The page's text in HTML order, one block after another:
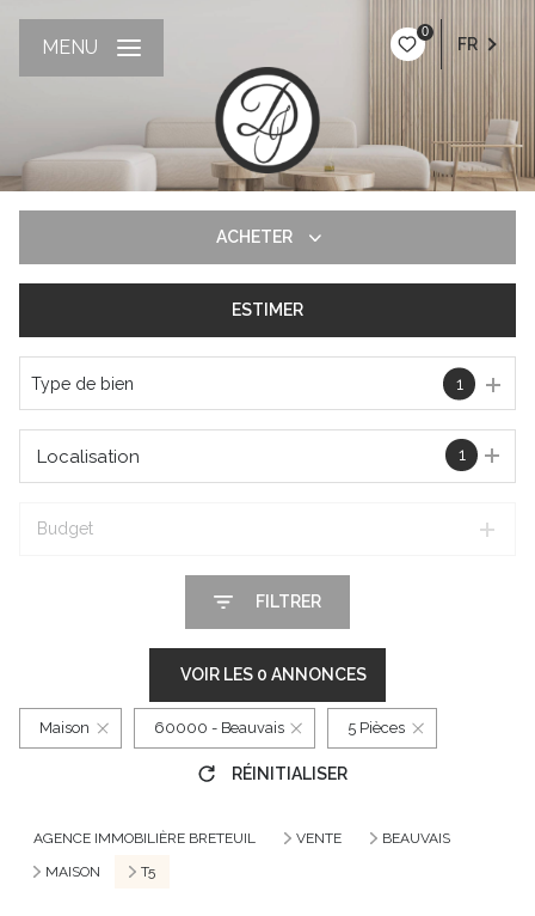
0
FR
MENU
ACHETER
ESTIMER
Type de bien 1
1
Localisation
Budget
FILTRER
VOIR LES 0 ANNONCES
Maison 60000 - Beauvais 5 Pièces
RÉINITIALISER
AGENCE IMMOBILIÈRE BRETEUIL VENTE
BEAUVAIS
MAISON
T5